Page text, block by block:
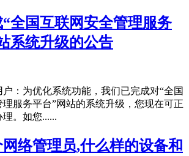
全国互联网安全管理服务
系统升级的公告
：为优化系统功能，我们已完成对“全国
服务平台”网站的系统升级，您现在可正
。如您......
络管理员,什么样的设备和